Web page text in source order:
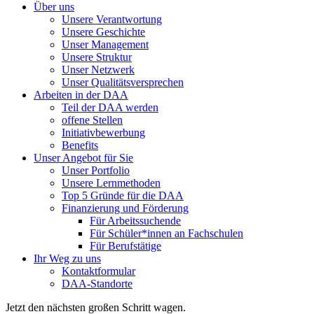
Über uns
Unsere Verantwortung
Unsere Geschichte
Unser Management
Unsere Struktur
Unser Netzwerk
Unser Qualitätsversprechen
Arbeiten in der DAA
Teil der DAA werden
offene Stellen
Initiativbewerbung
Benefits
Unser Angebot für Sie
Unser Portfolio
Unsere Lernmethoden
Top 5 Gründe für die DAA
Finanzierung und Förderung
Für Arbeitssuchende
Für Schüler*innen an Fachschulen
Für Berufstätige
Ihr Weg zu uns
Kontaktformular
DAA-Standorte
Jetzt den nächsten großen Schritt wagen.